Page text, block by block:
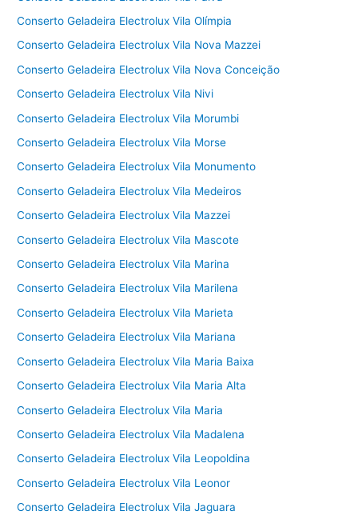
Conserto Geladeira Electrolux Vila Olímpia
Conserto Geladeira Electrolux Vila Nova Mazzei
Conserto Geladeira Electrolux Vila Nova Conceição
Conserto Geladeira Electrolux Vila Nivi
Conserto Geladeira Electrolux Vila Morumbi
Conserto Geladeira Electrolux Vila Morse
Conserto Geladeira Electrolux Vila Monumento
Conserto Geladeira Electrolux Vila Medeiros
Conserto Geladeira Electrolux Vila Mazzei
Conserto Geladeira Electrolux Vila Mascote
Conserto Geladeira Electrolux Vila Marina
Conserto Geladeira Electrolux Vila Marilena
Conserto Geladeira Electrolux Vila Marieta
Conserto Geladeira Electrolux Vila Mariana
Conserto Geladeira Electrolux Vila Maria Baixa
Conserto Geladeira Electrolux Vila Maria Alta
Conserto Geladeira Electrolux Vila Maria
Conserto Geladeira Electrolux Vila Madalena
Conserto Geladeira Electrolux Vila Leopoldina
Conserto Geladeira Electrolux Vila Leonor
Conserto Geladeira Electrolux Vila Jaguara